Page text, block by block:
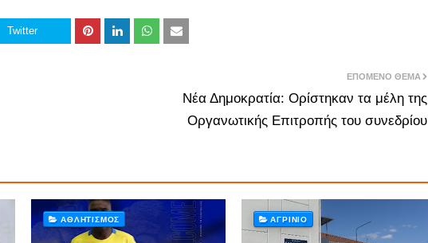
Twitter
ΕΠΌΜΕΝΟ ΘΈΜΑ
Νέα Δημοκρατία: Ορίστηκαν τα μέλη της
Οργανωτικής Επιτροπής του συνεδρίου
ΑΘΛΗΤΙΣΜΌΣ ΑΓΡΊΝΙΟ